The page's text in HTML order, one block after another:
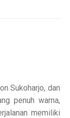
Sukoharjo, dan
penuh warna,
memiliki